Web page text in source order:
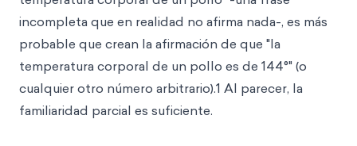
incompleta que en realidad no afirma nada-, es más
probable que crean la afirmación de que "la
temperatura corporal de un pollo es de 144°" (o
cualquier otro número arbitrario).1 Al parecer, la
familiaridad parcial es suficiente.